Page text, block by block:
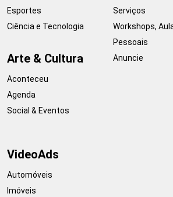
Esportes
Ciência e Tecnologia
Arte & Cultura
Aconteceu
Agenda
Social & Eventos
Serviços
Workshops,
Pessoais
Anuncie
VideoAds
Automóveis
Imóveis